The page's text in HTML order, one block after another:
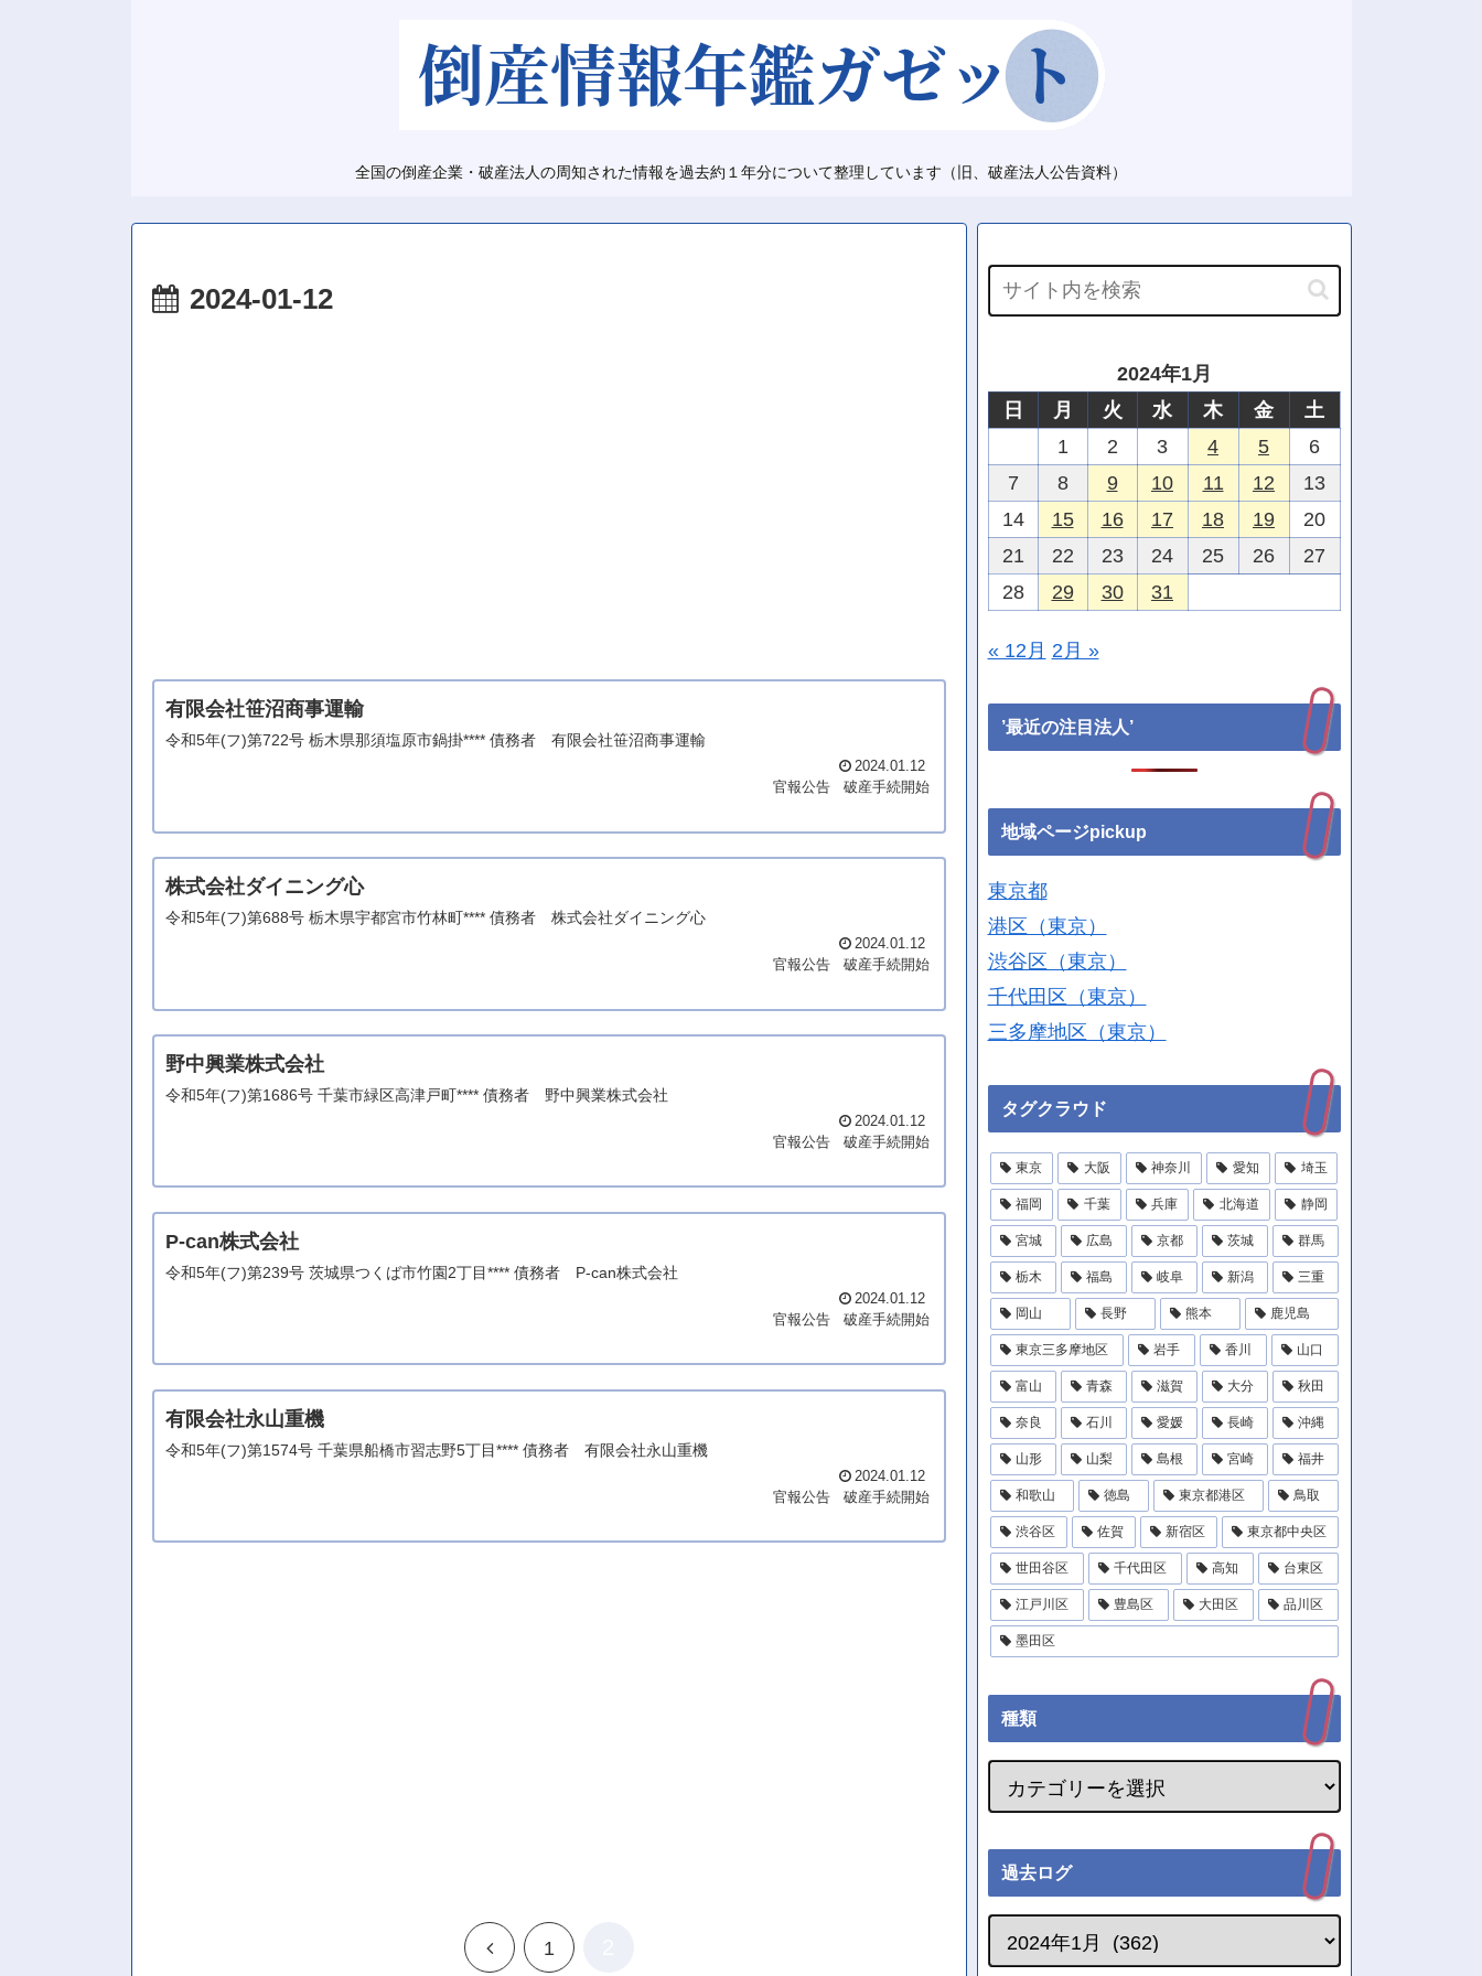
全国の倒産企業・破産法人の周知された情報を過去約１年分について整理しています（旧、破産法人公告資料）
2024-01-12
有限会社笹沼商事運輸
令和5年(フ)第722号 栃木県那須塩原市鍋掛**** 債務者 有限会社笹沼商事運輸
2024.01.12
官報公告
破産手続開始
株式会社ダイニング心
令和5年(フ)第688号 栃木県宇都宮市竹林町**** 債務者 株式会社ダイニング心
2024.01.12
官報公告
破産手続開始
野中興業株式会社
令和5年(フ)第1686号 千葉市緑区高津戸町**** 債務者 野中興業株式会社
2024.01.12
官報公告
破産手続開始
P-can株式会社
令和5年(フ)第239号 茨城県つくば市竹園2丁目**** 債務者 P-can株式会社
2024.01.12
官報公告
破産手続開始
有限会社永山重機
令和5年(フ)第1574号 千葉県船橋市習志野5丁目**** 債務者 有限会社永山重機
2024.01.12
官報公告
破産手続開始
前 1
2024年1月
日
月 火 水 木 金
土
1
2 3 4 5
6
7
8 9 10 11 12
13
14
15 16 17 18 19
20
21
22 23 24 25 26
27
28
29 30 31
« 12月 2月 »
’最近の注目法人’
地域ページpickup
東京都
港区（東京）
渋谷区（東京）
千代田区（東京）
三多摩地区（東京）
タグクラウド
東京 大阪 神奈川 愛知 埼玉
福岡 千葉 兵庫 北海道 静岡
宮城 広島 京都 茨城 群馬
栃木 福島 岐阜 新潟 三重
岡山 長野 熊本 鹿児島
東京三多摩地区 岩手 香川 山口
富山 青森 滋賀 大分 秋田
奈良 石川 愛媛 長崎 沖縄
山形 山梨 島根 宮崎 福井
和歌山 徳島 東京都港区 鳥取
渋谷区 佐賀 新宿区 東京都中央区
世田谷区 千代田区 高知 台東区
江戸川区 豊島区 大田区 品川区
墨田区
種類
過去ログ